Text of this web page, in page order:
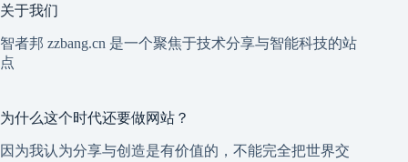
关于我们
智者邦 zzbang.cn 是一个聚焦于技术分享与智能科技的站
点
为什么这个时代还要做网站？
因为我认为分享与创造是有价值的，不能完全把世界交